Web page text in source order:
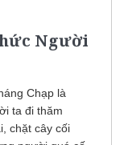
Người
Chạp là
ta đi thăm
chặt cây cối